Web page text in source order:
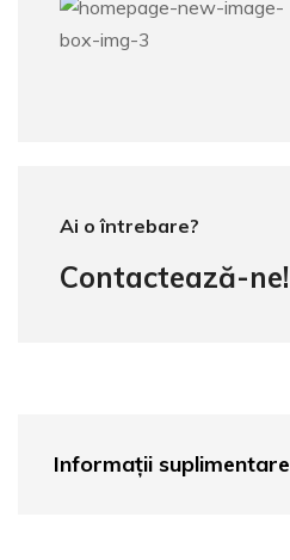
Ai o întrebare?
Contactează-ne!
Informații suplimentare